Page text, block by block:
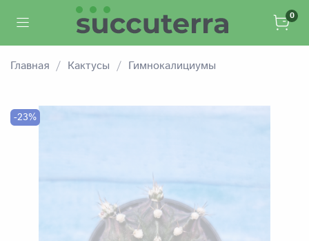
0
Главная Кактусы Гимнокалициумы
-23%